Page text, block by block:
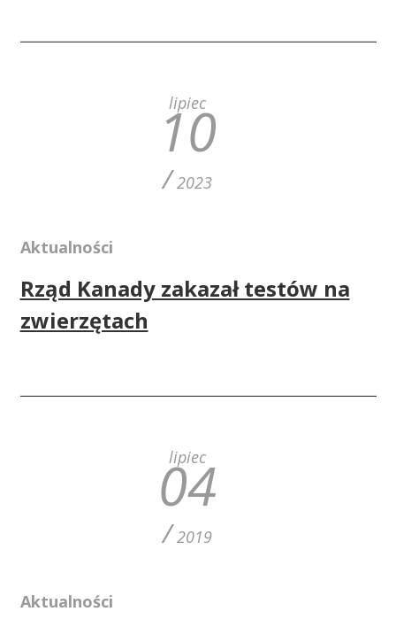
lipiec
10
/ 2023
Aktualności
Rząd Kanady zakazał testów na
zwierzętach
lipiec
04
/ 2019
Aktualności